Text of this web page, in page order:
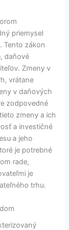
priemysel
Tento zákon
daňové
Zmeny v
vrátane
v daňových
zodpovedné
zmeny a ich
a investičné
a jeho
je potrebné
rade,
je
trhu.